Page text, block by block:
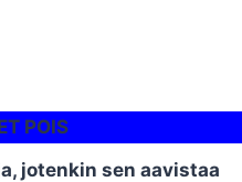
POIS
jotenkin sen aavistaa